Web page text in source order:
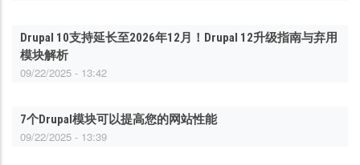
Drupal 10支持延长至2026年12月！Drupal 12升级指南与弃用
模块解析
09/22/2025 - 13:42
7个Drupal模块可以提高您的网站性能
09/22/2025 - 13:39